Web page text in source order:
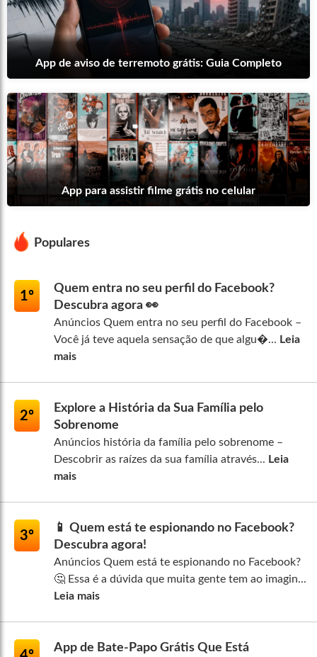
App de aviso de terremoto grátis: Guia Completo
App para assistir filme grátis no celular
Populares
1º
Quem entra no seu perfil do Facebook?
Descubra agora 👀
Anúncios Quem entra no seu perfil do Facebook –
Você já teve aquela sensação de que algu�... Leia
mais
2º
Explore a História da Sua Família pelo
Sobrenome
Anúncios história da família pelo sobrenome –
Descobrir as raízes da sua família através... Leia
mais
3º
📱 Quem está te espionando no Facebook?
Descubra agora!
Anúncios Quem está te espionando no Facebook?
🤔 Essa é a dúvida que muita gente tem ao imagin...
Leia mais
App de Bate-Papo Grátis Que Está